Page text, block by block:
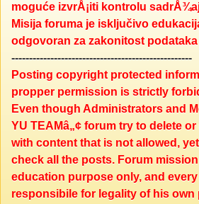
moguće izvrÅ¡iti kontrolu
Misija foruma je isključivo
odgovoran za zakonitost
---------------------------------------------------
Posting copyright protected
propper permission is strictly
Even though Administrators and
YU TEAMâ„¢ forum try to delete
with content that is not allowed,
check all the posts. Forum
education purpose only, and
responsibile for legality of his own